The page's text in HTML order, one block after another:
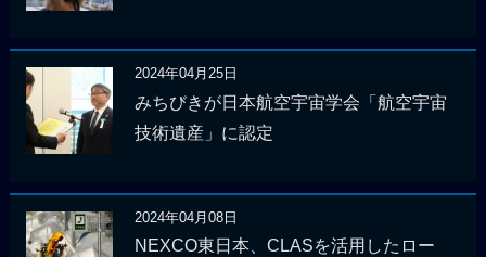
2024年04月25日
みちびきが日本航空宇宙学会「航空宇宙
技術遺産」に認定
2024年04月08日
NEXCO東日本、CLASを活用したロー